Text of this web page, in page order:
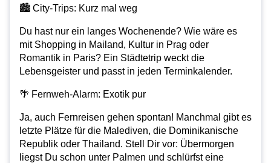
🏙️ City-Trips: Kurz mal weg
Du hast nur ein langes Wochenende? Wie wäre es
mit Shopping in Mailand, Kultur in Prag oder
Romantik in Paris? Ein Städtetrip weckt die
Lebensgeister und passt in jeden Terminkalender.
🌴 Fernweh-Alarm: Exotik pur
Ja, auch Fernreisen gehen spontan! Manchmal gibt es
letzte Plätze für die Malediven, die Dominikanische
Republik oder Thailand. Stell Dir vor: Übermorgen
liegst Du schon unter Palmen und schlürfst eine